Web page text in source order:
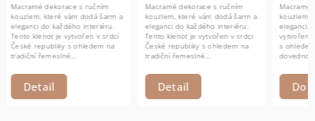
Detail
Macramé dekorace s ručním
kouzlem, které vám dodá šarm a
eleganci do každého interiéru.
Tento klenot je vytvořen v srdci
České republiky s ohledem na
tradiční řemeslné...
Do košíku
Macramé taška s ručním
kouzlem, která vám dodá šarm a
eleganci. Tento klenot je
vytvořen v srdci České republiky
s ohledem na tradiční řemeslné
dovednosti. Macramé taška je...
Tento
České
tradiční